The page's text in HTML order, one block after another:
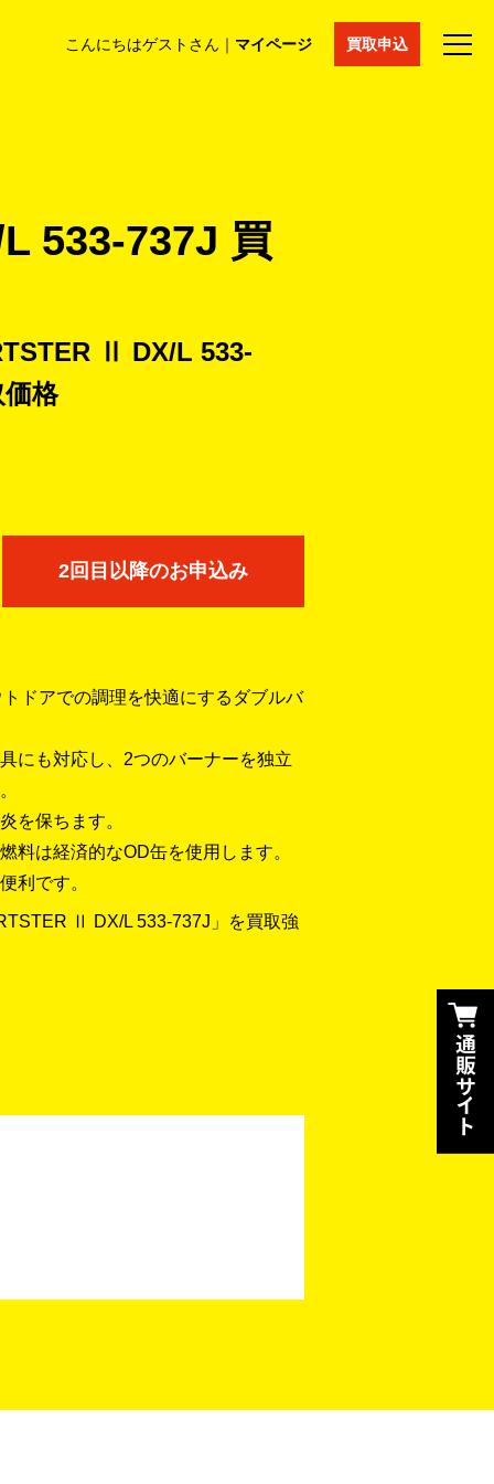
こんにちはゲストさん｜ マイページ 買取申込
コラム マイページ 採用情報 通販サイト
533-737J 買
Ⅱ DX/L 533-
格
2回目以降のお申込み
ドアでの調理を快適にするダブルバ
にも対応し、2つのバーナーを独立
を保ちます。
料は経済的なOD缶を使用します。
利です。
Ⅱ DX/L 533-737J」を買取強